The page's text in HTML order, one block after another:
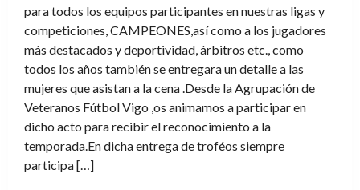
para todos los equipos participantes en nuestras ligas y
competiciones, CAMPEONES,así como a los jugadores
más destacados y deportividad, árbitros etc., como
todos los años también se entregara un detalle a las
mujeres que asistan a la cena .Desde la Agrupación de
Veteranos Fútbol Vigo ,os animamos a participar en
dicho acto para recibir el reconocimiento a la
temporada.En dicha entrega de troféos siempre
participa […]